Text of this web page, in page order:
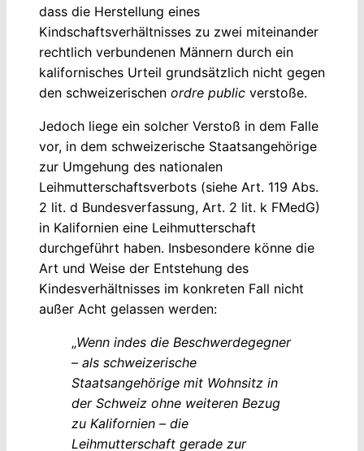
dass die Herstellung eines
Kindschaftsverhältnisses zu zwei miteinander
rechtlich verbundenen Männern durch ein
kalifornisches Urteil grundsätzlich nicht gegen
den schweizerischen ordre public verstoße.
Jedoch liege ein solcher Verstoß in dem Falle
vor, in dem schweizerische Staatsangehörige
zur Umgehung des nationalen
Leihmutterschaftsverbots (siehe Art. 119 Abs.
2 lit. d Bundesverfassung, Art. 2 lit. k FMedG)
in Kalifornien eine Leihmutterschaft
durchgeführt haben. Insbesondere könne die
Art und Weise der Entstehung des
Kindesverhältnisses im konkreten Fall nicht
außer Acht gelassen werden:
„Wenn indes die Beschwerdegegner
– als schweizerische
Staatsangehörige mit Wohnsitz in
der Schweiz ohne weiteren Bezug
zu Kalifornien – die
Leihmutterschaft gerade zur